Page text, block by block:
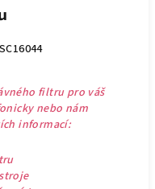
filtru pro váš
nebo nám
informací: